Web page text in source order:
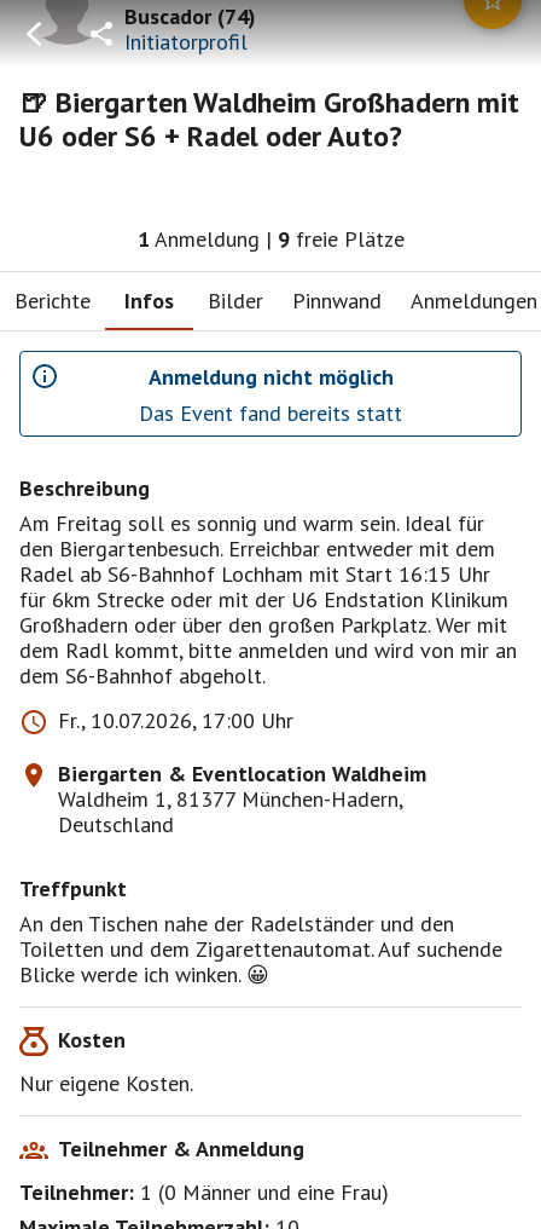
Buscador(74)
Initiatorprofil
🍺 Biergarten Waldheim Großhadern mit
U6 oder S6 + Radel oder Auto?
1 Anmeldung | 9 freie Plätze
Berichte Infos Bilder Pinnwand Anmeldungen
Anmeldung nicht möglich
Das Event fand bereits statt
Beschreibung
Am Freitag soll es sonnig und warm sein. Ideal für
den Biergartenbesuch. Erreichbar entweder mit dem
Radel ab S6-Bahnhof Lochham mit Start 16:15 Uhr
für 6km Strecke oder mit der U6 Endstation Klinikum
Großhadern oder über den großen Parkplatz. Wer mit
dem Radl kommt, bitte anmelden und wird von mir an
dem S6-Bahnhof abgeholt.
Fr., 10.07.2026, 17:00 Uhr
Biergarten & Eventlocation Waldheim
Waldheim 1, 81377 München-Hadern,
Deutschland
Treffpunkt
An den Tischen nahe der Radelständer und den
Toiletten und dem Zigarettenautomat. Auf suchende
Blicke werde ich winken. 😀
Kosten
Nur eigene Kosten.
Teilnehmer & Anmeldung
Teilnehmer: 1 (0 Männer und eine Frau)